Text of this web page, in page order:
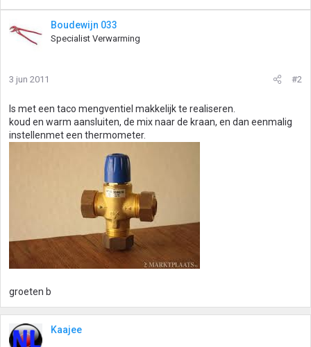
Boudewijn 033
Specialist Verwarming
3 jun 2011 #2
Is met een taco mengventiel makkelijk te realiseren.
koud en warm aansluiten, de mix naar de kraan, en dan eenmalig
instellenmet een thermometer.
groeten b
Kaajee